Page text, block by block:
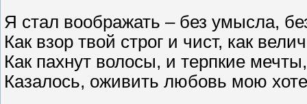
Я стал воображать – без умысла,
Как взор твой строг и чист, как
Как пахнут волосы, и терпкие мечты,
Казалось, оживить любовь мою